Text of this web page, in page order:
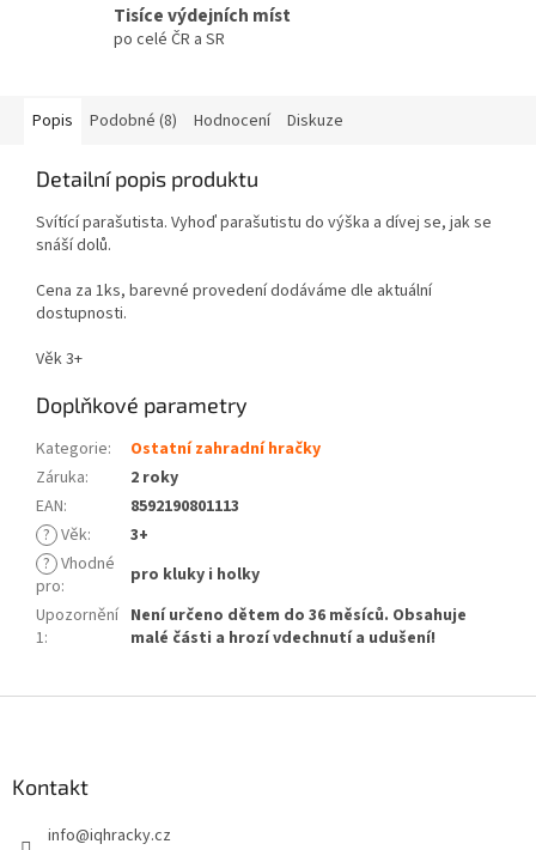
Tisíce výdejních míst
po celé ČR a SR
Popis Podobné (8) Hodnocení Diskuze
Detailní popis produktu
Svítící parašutista. Vyhoď parašutistu do výška a dívej se, jak se
snáší dolů.
Cena za 1ks, barevné provedení dodáváme dle aktuální
dostupnosti.
Věk 3+
Doplňkové parametry
Kategorie:
Ostatní zahradní hračky
Záruka:
2 roky
EAN:
8592190801113
? Věk:
3+
? Vhodné
pro:
pro kluky i holky
Upozornění
1:
Není určeno dětem do 36 měsíců. Obsahuje
malé části a hrozí vdechnutí a udušení!
Kontakt
info@iqhracky.cz